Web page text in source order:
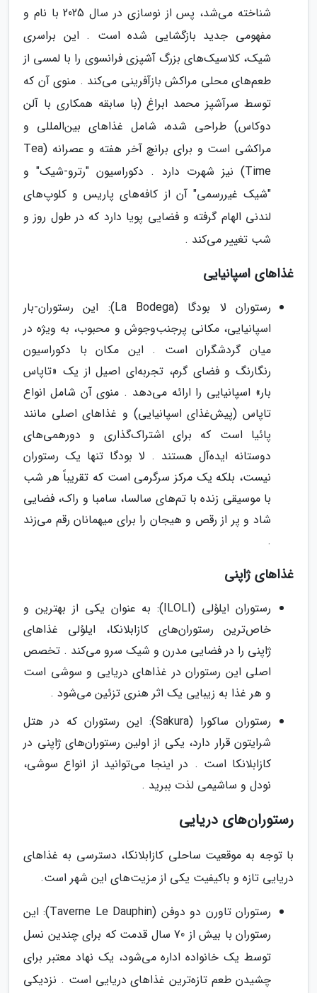
شناخته می‌شد، پس از نوسازی در سال 2025 با نام و
مفهومی جدید بازگشایی شده است . این براسری
شیک، کلاسیک‌های بزرگ آشپزی فرانسوی را با لمسی از
طعم‌های محلی مراکش بازآفرینی می‌کند . منوی آن که
توسط سرآشپز محمد ابراغ (با سابقه همکاری با آلن
دوکاس) طراحی شده، شامل غذاهای بین‌المللی و
مراکشی است و برای برانچ آخر هفته و عصرانه (Tea
Time) نیز شهرت دارد . دکوراسیون "رترو-شیک" و
"شیک غیررسمی" آن از کافه‌های پاریس و کلوپ‌های
لندنی الهام گرفته و فضایی پویا دارد که در طول روز و
شب تغییر می‌کند .
غذاهای اسپانیایی
رستوران لا بودگا (La Bodega): این رستوران-بار
اسپانیایی، مکانی پرجنب‌وجوش و محبوب، به ویژه در
میان گردشگران است . این مکان با دکوراسیون
رنگارنگ و فضای گرم، تجربه‌ای اصیل از یک «تاپاس
بار» اسپانیایی را ارائه می‌دهد . منوی آن شامل انواع
تاپاس (پیش‌غذای اسپانیایی) و غذاهای اصلی مانند
پائیا است که برای اشتراک‌گذاری و دورهمی‌های
دوستانه ایده‌آل هستند . لا بودگا تنها یک رستوران
نیست، بلکه یک مرکز سرگرمی است که تقریباً هر شب
با موسیقی زنده با تم‌های سالسا، سامبا و راک، فضایی
شاد و پر از رقص و هیجان را برای میهمانان رقم می‌زند
.
غذاهای ژاپنی
رستوران ایلوُلی (ILOLI): به عنوان یکی از بهترین و
خاص‌ترین رستوران‌های کازابلانکا، ایلوُلی غذاهای
ژاپنی را در فضایی مدرن و شیک سرو می‌کند . تخصص
اصلی این رستوران در غذاهای دریایی و سوشی است
و هر غذا به زیبایی یک اثر هنری تزئین می‌شود .
رستوران ساکورا (Sakura): این رستوران که در هتل
شرایتون قرار دارد، یکی از اولین رستوران‌های ژاپنی در
کازابلانکا است . در اینجا می‌توانید از انواع سوشی،
نودل و ساشیمی لذت ببرید .
رستوران‌های دریایی
با توجه به موقعیت ساحلی کازابلانکا، دسترسی به غذاهای
دریایی تازه و باکیفیت یکی از مزیت‌های این شهر است.
رستوران تاورن دو دوفن (Taverne Le Dauphin): این
رستوران با بیش از 70 سال قدمت که برای چندین نسل
توسط یک خانواده اداره می‌شود، یک نهاد معتبر برای
چشیدن طعم تازه‌ترین غذاهای دریایی است . نزدیکی